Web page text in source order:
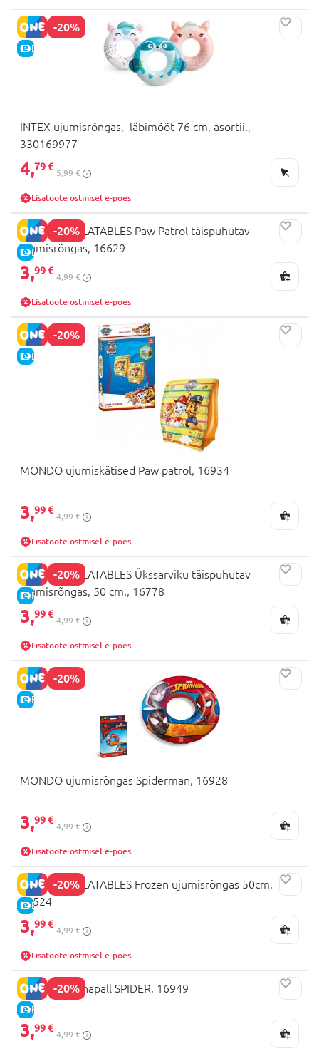
-20%
E-HIND
INTEX ujumisrõngas, läbimõõt 76 cm, asortii.,
330169977
4,79 €
5,99 €
Lisatoote ostmisel e-poes
-20%
E-HIND
MONDO INFLATABLES Paw Patrol täispuhutav
ujumisrõngas, 16629
3,99 €
4,99 €
Lisatoote ostmisel e-poes
-20%
E-HIND
MONDO ujumiskätised Paw patrol, 16934
3,99 €
4,99 €
Lisatoote ostmisel e-poes
-20%
E-HIND
MONDO INFLATABLES Ükssarviku täispuhutav
ujumisrõngas, 50 cm., 16778
3,99 €
4,99 €
Lisatoote ostmisel e-poes
-20%
E-HIND
MONDO ujumisrõngas Spiderman, 16928
3,99 €
4,99 €
Lisatoote ostmisel e-poes
-20%
E-HIND
MONDO INFLATABLES Frozen ujumisrõngas 50cm,
16524
3,99 €
4,99 €
Lisatoote ostmisel e-poes
-20%
E-HIND
MONDO rannapall SPIDER, 16949
3,99 €
4,99 €